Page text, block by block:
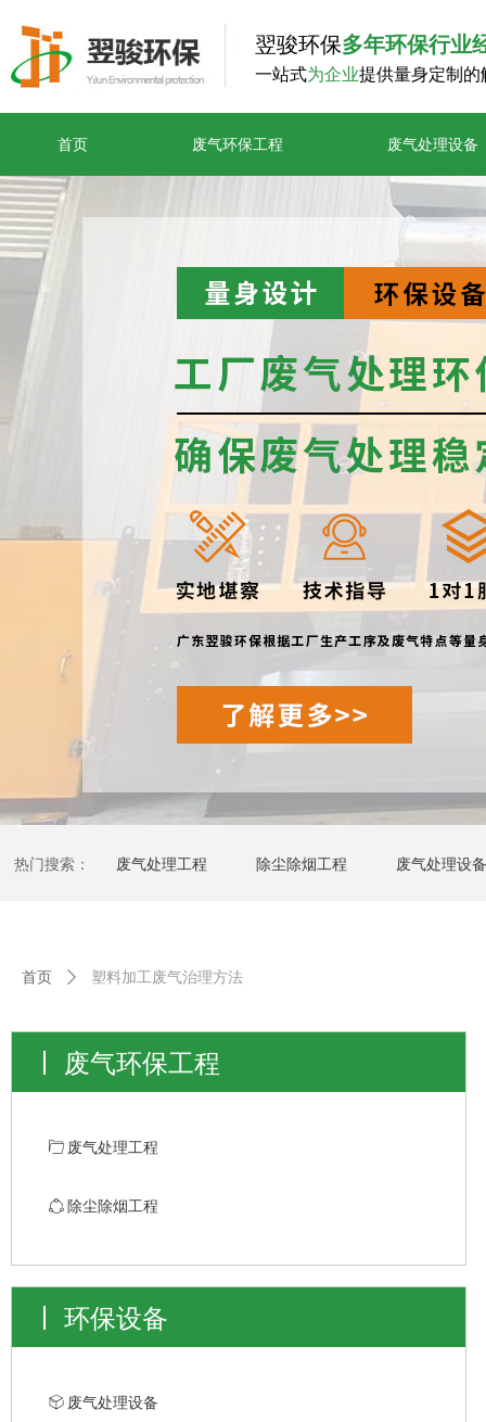
首页 废气环保工程 废气处理设备
翌骏环保多年环保行业
一站式为企业提供量身定制的
首页 ꄲ 塑料加工废气治理方法
ꄁ 废气处理工程
ꁢ 除尘除烟工程
废气环保工程
环保设备
ꁦ 废气处理设备
热门搜索： 废气处理工程 除尘除烟工程 废气处理设